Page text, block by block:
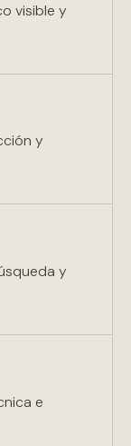
visible y
y
y
e